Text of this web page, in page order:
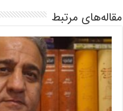
مقاله‌های مرتبط